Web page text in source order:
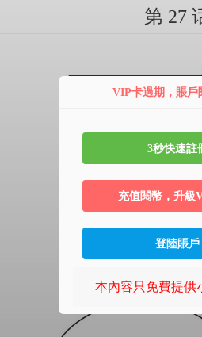
第 27
VIP卡過期，賬戶
3秒快速註
充值閱幣，升級
登陸賬戶
本內容只免費提供